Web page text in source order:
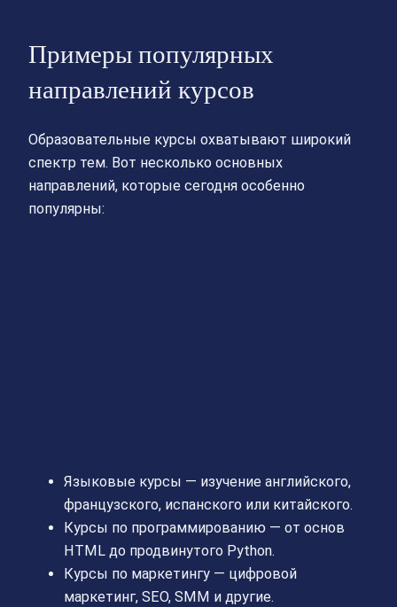
Примеры популярных
направлений курсов
Образовательные курсы охватывают широкий
спектр тем. Вот несколько основных
направлений, которые сегодня особенно
популярны:
Языковые курсы — изучение английского,
французского, испанского или китайского.
Курсы по программированию — от основ
HTML до продвинутого Python.
Курсы по маркетингу — цифровой
маркетинг, SEO, SMM и другие.